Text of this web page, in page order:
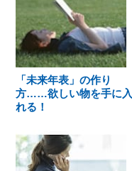
「未来年表」の作り
方……欲しい物を手に入
れる！